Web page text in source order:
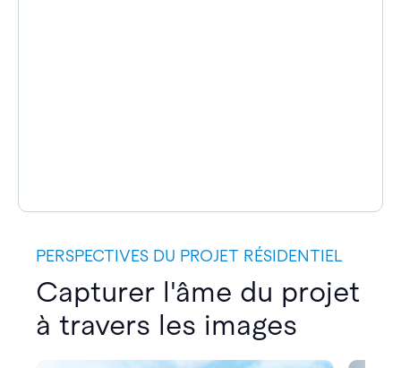
PERSPECTIVES DU PROJET RÉSIDENTIEL
Capturer l'âme du projet
à travers les images